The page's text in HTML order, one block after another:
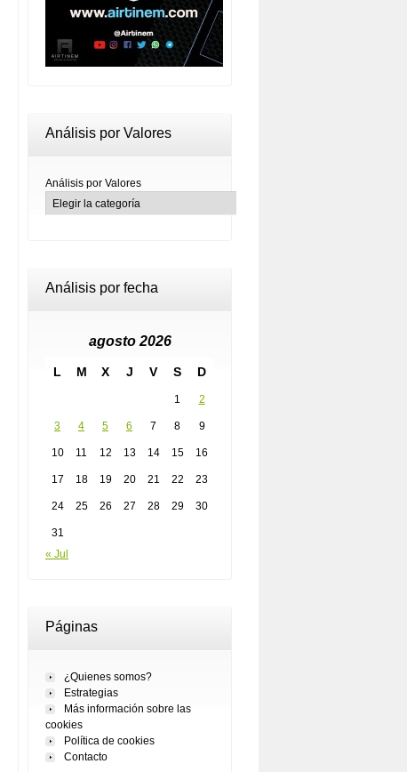
Análisis por Valores
Análisis por Valores
Análisis por fecha
agosto 2026
L M X J V S D
1 2
3 4 5 6 7 8 9
10 11 12 13 14 15 16
17 18 19 20 21 22 23
24 25 26 27 28 29 30
31
« Jul
Páginas
¿Quienes somos?
Estrategias
Más información sobre las
cookies
Política de cookies
Contacto